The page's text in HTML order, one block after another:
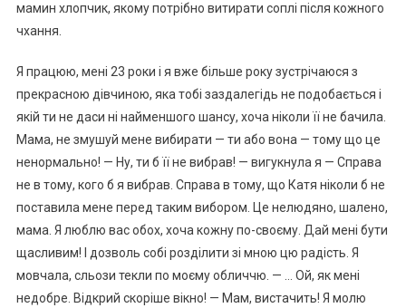
мамин хлопчик, якому потрібно витирати соплі після кожного
чхання.
Я працюю, мені 23 роки і я вже більше року зустрічаюся з
прекрасною дівчиною, яка тобі заздалегідь не подобається і
якій ти не даси ні найменшого шансу, хоча ніколи її не бачила.
Мама, не змушуй мене вибирати — ти або вона — тому що це
ненормально! — Ну, ти б її не вибрав! — вигукнула я — Справа
не в тому, кого б я вибрав. Справа в тому, що Катя ніколи б не
поставила мене перед таким вибором. Це нелюдяно, шалено,
мама. Я люблю вас обох, хоча кожну по-своєму. Дай мені бути
щасливим! І дозволь собі розділити зі мною цю радість. Я
мовчала, сльози текли по моєму обличчю. — … Ой, як мені
недобре. Відкрий скоріше вікно! — Мам, вистачить! Я молю